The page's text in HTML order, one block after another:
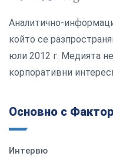
Аналитично-
който се
юли 2012 г. Медията
корпоративни
Основно с Фактор
Интервю